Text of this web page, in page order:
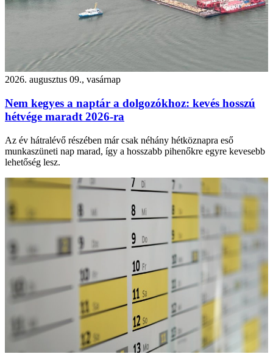
2026. augusztus 09., vasárnap
Nem kegyes a naptár a dolgozókhoz: kevés hosszú
hétvége maradt 2026-ra
Az év hátralévő részében már csak néhány hétköznapra eső
munkaszüneti nap marad, így a hosszabb pihenőkre egyre kevesebb
lehetőség lesz.